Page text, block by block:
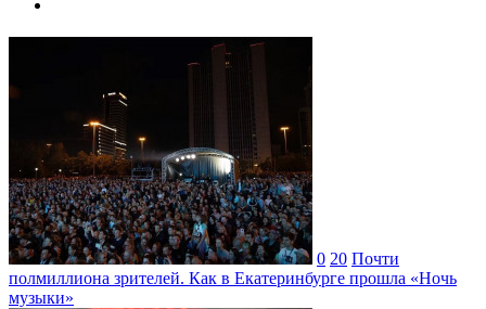
0 20 Почти
полмиллиона зрителей. Как в Екатеринбурге прошла «Ночь
музыки»